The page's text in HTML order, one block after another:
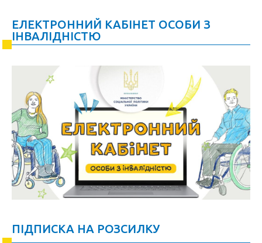
ЕЛЕКТРОННИЙ КАБІНЕТ ОСОБИ З
ІНВАЛІДНІСТЮ
ПІДПИСКА НА РОЗСИЛКУ